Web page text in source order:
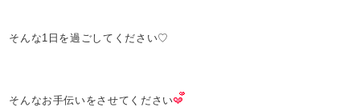
そんな1日を過ごしてください♡
そんなお手伝いをさせてください